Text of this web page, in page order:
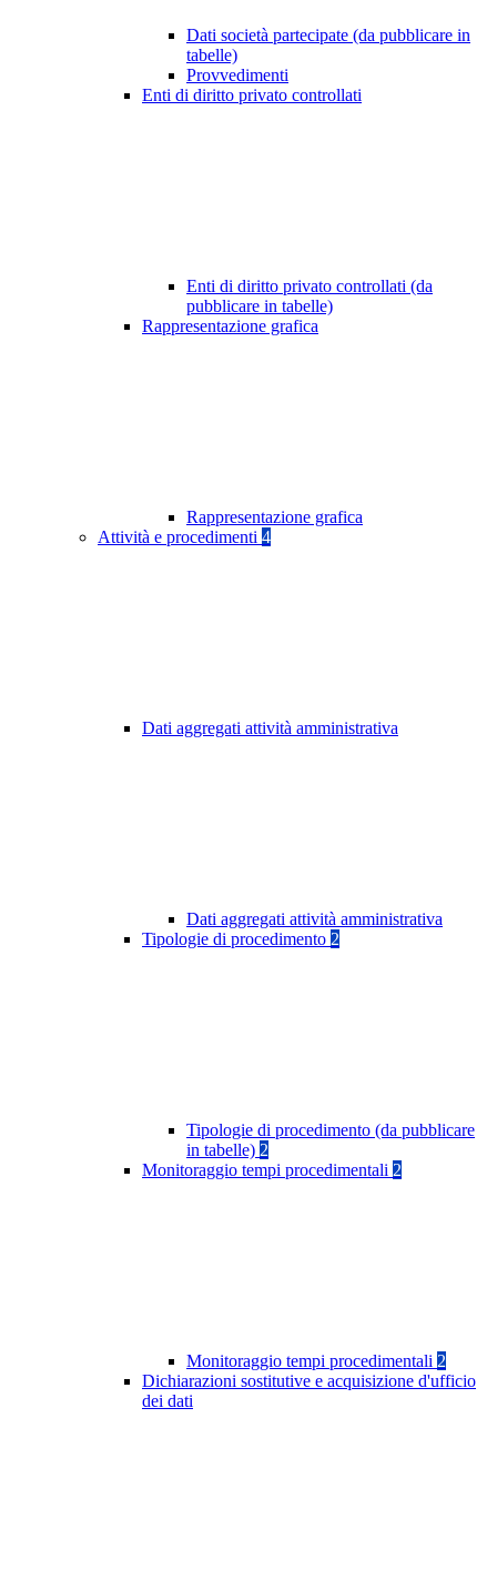
Dati società partecipate (da pubblicare in
tabelle)
Provvedimenti
Enti di diritto privato controllati
Enti di diritto privato controllati (da
pubblicare in tabelle)
Rappresentazione grafica
Rappresentazione grafica
Attività e procedimenti 4
Dati aggregati attività amministrativa
Dati aggregati attività amministrativa
Tipologie di procedimento 2
Tipologie di procedimento (da pubblicare
in tabelle) 2
Monitoraggio tempi procedimentali 2
Monitoraggio tempi procedimentali 2
Dichiarazioni sostitutive e acquisizione d'ufficio
dei dati